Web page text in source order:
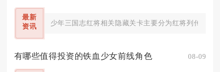
最新
资讯
少年三国志红将相关隐藏关卡主要分为红将列传密
有哪些值得投资的铁血少女前线角色 08-09